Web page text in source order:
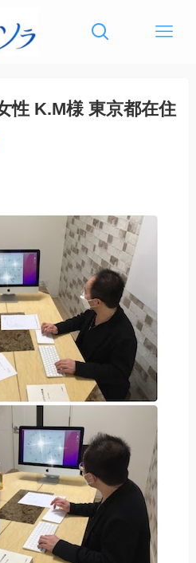
性 K.M様 東京都在住